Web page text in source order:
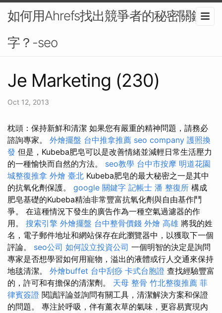
如何用Ahrefs找出競爭者的秘密關鍵
字？-seo
Je Marketing (230)
Oct 12, 2013
枕頭：保持新鮮和清潔 如果您有嚴重的精神問題，請務必
諮詢專家。 外燴擺盤 台中推拿推薦 seo company 護照換
發 但是，Kubeba肥皂可以是改善情緒並減輕日常生活壓力
的一種愉快而自然的方法。 seo教學 台中市按摩 明道花園
城整復推拿 外燴 臺北 Kubeba肥皂的最大秘密之一是其中
的抗氧化劑保護。 google 關鍵字 記帳士 潘 整復所 構成
肥皂基礎的Kubeba精油非常豐富抗氧化劑與自由基作鬥
爭。 在這種情況下發生的廣告作為一種空氣過濾器的作
用。 搜索引擎 外燴擺盤 台中整骨價錢 外燴 高雄 將我的姓
名，電子郵件地址和網站保存在此瀏覽器中，以獲取下一個
評論。 seo公司 如何設立投資公司 一個明智的決定是詢問
專家是否想學習如何用寵物，溢出的液體或行人交通來保持
地毯清潔。 外燴buffet 台中刮痧 卡式台胞證 查找經驗豐富
的，許可和有擔保的清潔劑。 天母 整骨 竹北整復推薦 菲
律賓簽證 閱讀評論並詢問有關工具，清潔解決方案和保證
的問題。 專注於呼吸，伴有薰衣草的氣味，更容易實現內